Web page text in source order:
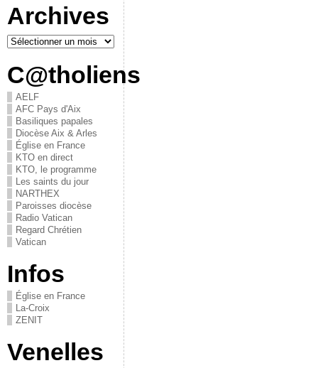
Archives
C@tholiens
AELF
AFC Pays d'Aix
Basiliques papales
Diocèse Aix & Arles
Église en France
KTO en direct
KTO, le programme
Les saints du jour
NARTHEX
Paroisses diocèse
Radio Vatican
Regard Chrétien
Vatican
Infos
Église en France
La-Croix
ZENIT
Venelles